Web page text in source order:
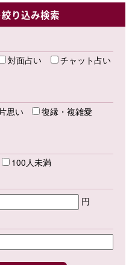
り込み検索
対面占い
チャット占い
思い
復縁・複雑愛
100人未満
円